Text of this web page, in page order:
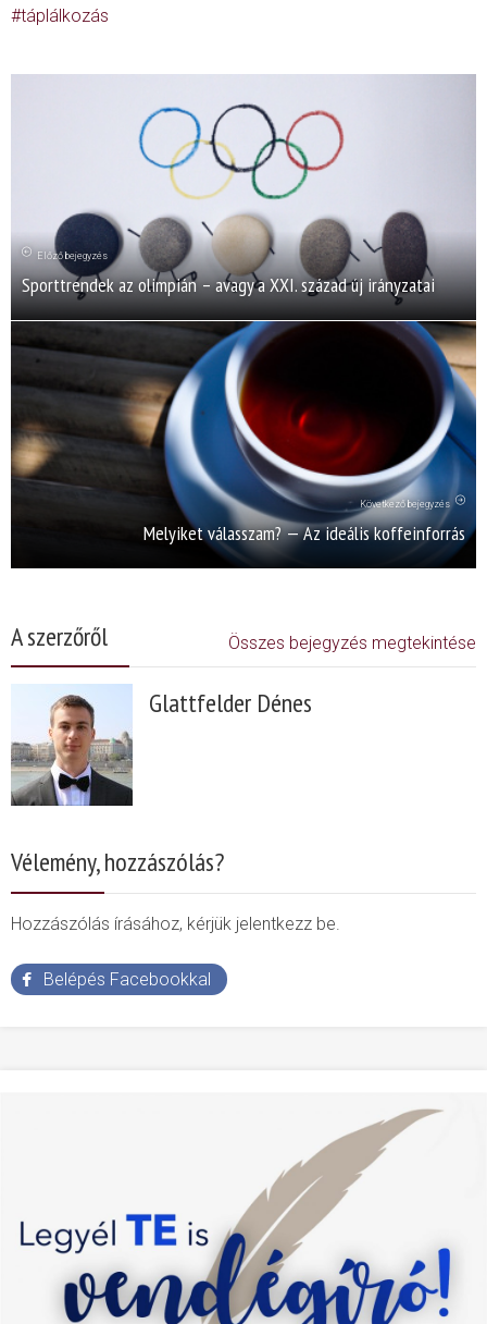
táplálkozás
Előző bejegyzés
Sporttrendek az olimpián – avagy a XXI. század új irányzatai
Következő bejegyzés
Melyiket válasszam? — Az ideális koffeinforrás
A szerzőről Összes bejegyzés megtekintése
Glattfelder Dénes
Vélemény, hozzászólás?
Hozzászólás írásához, kérjük jelentkezz be.
Belépés Facebookkal